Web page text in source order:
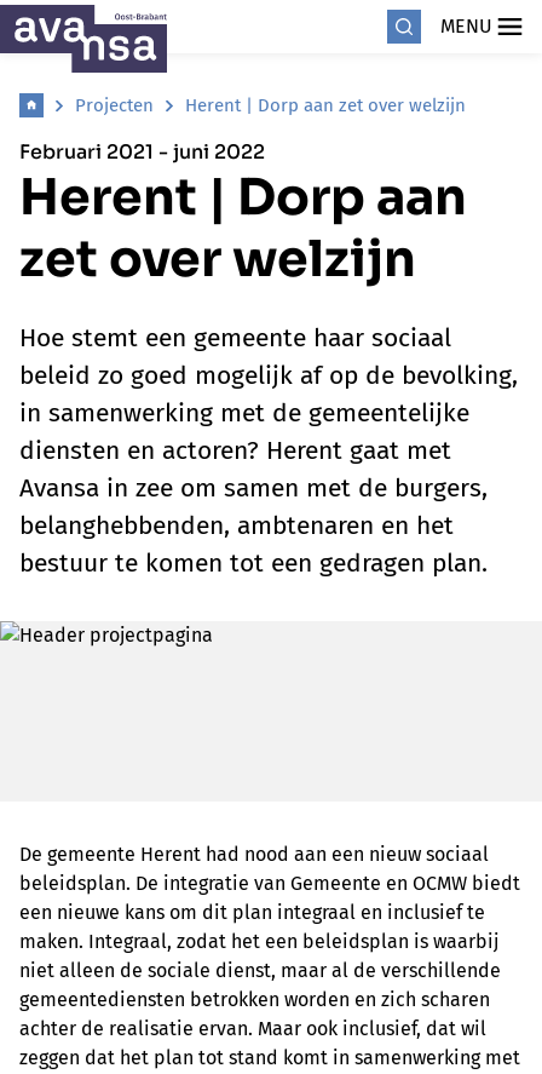
MENU
Projecten Herent | Dorp aan zet over welzijn
Februari 2021 - juni 2022
Herent | Dorp aan
zet over welzijn
Hoe stemt een gemeente haar sociaal
beleid zo goed mogelijk af op de bevolking,
in samenwerking met de gemeentelijke
diensten en actoren? Herent gaat met
Avansa in zee om samen met de burgers,
belanghebbenden, ambtenaren en het
bestuur te komen tot een gedragen plan.
De gemeente Herent had nood aan een nieuw sociaal
beleidsplan. De integratie van Gemeente en OCMW biedt
een nieuwe kans om dit plan integraal en inclusief te
maken. Integraal, zodat het een beleidsplan is waarbij
niet alleen de sociale dienst, maar al de verschillende
gemeentediensten betrokken worden en zich scharen
achter de realisatie ervan. Maar ook inclusief, dat wil
zeggen dat het plan tot stand komt in samenwerking met